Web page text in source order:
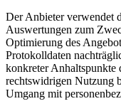
Der Anbieter verwendet
Auswertungen zum
Optimierung des
Protokolldaten
konkreter Anhaltspunkte
rechtswidrigen Nutzung
Umgang mit